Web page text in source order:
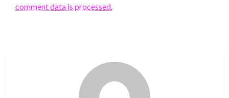
comment data is processed.